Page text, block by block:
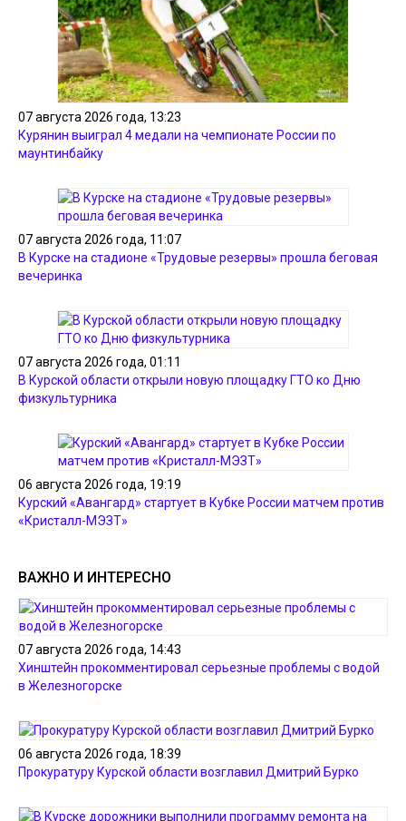
07 августа 2026 года, 13:23
Курянин выиграл 4 медали на чемпионате России по
маунтинбайку
07 августа 2026 года, 11:07
В Курске на стадионе «Трудовые резервы» прошла беговая
вечеринка
07 августа 2026 года, 01:11
В Курской области открыли новую площадку ГТО ко Дню
физкультурника
06 августа 2026 года, 19:19
Курский «Авангард» стартует в Кубке России матчем против
«Кристалл-МЭЗТ»
ВАЖНО И ИНТЕРЕСНО
07 августа 2026 года, 14:43
Хинштейн прокомментировал серьезные проблемы с водой
в Железногорске
06 августа 2026 года, 18:39
Прокуратуру Курской области возглавил Дмитрий Бурко